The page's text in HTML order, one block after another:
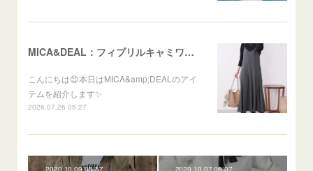
MICA&DEAL：フィブリルキャミワンピース
こんにちは😊本日はMICA&amp;DEALのアイ
テムを紹介します✨
2026.07.26 05:27
2020.10.09 05:57 2020.10.07 06:07